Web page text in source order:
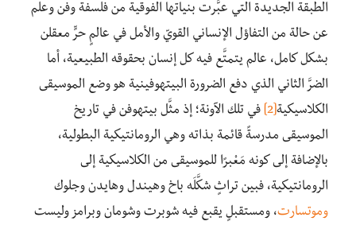
الطبقة الجديدة التي عبَّرت بنياتها الفوقية من فلسفة وفن وعلم
عن حالة من التفاؤل الإنساني القويّ والأمل في عالمٍ حرٍّ معقلن
بشكل كامل، عالم يتمتَّع فيه كل إنسان بحقوقه الطبيعية، أما
الضرَّ الثاني الذي دفع الضرورة البيتهوفينية هو وضع الموسيقى
الكلاسيكية[2]
في تلك الآونة؛ إذ مثَّل بيتهوفن في تاريخ
الموسيقى مدرسةً قائمة بذاته وهي الرومانتيكية البطولية،
بالإضافة إلى كونه مَعْبرًا للموسيقى من الكلاسيكية إلى
الرومانتيكية، فبين تراثٍ شكَّلَه باخ وهيندل وهايدن وجلوك
وموتسارت، ومستقبلٍ يقبع فيه شوبرت وشومان وبرامز وليست